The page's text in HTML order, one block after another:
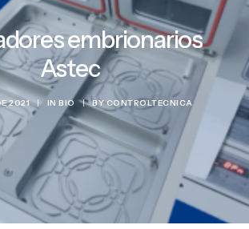
BIO Division
SAT Division
Blog
and Events
Contact
ES
embrionarios
Astec
2021 | IN BIO | BYCONTROLTECNICA